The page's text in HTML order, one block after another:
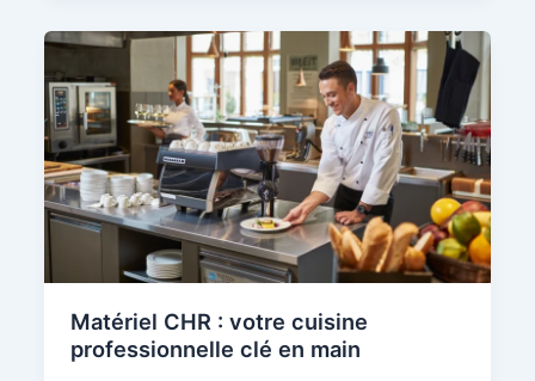
Matériel CHR : votre cuisine
professionnelle clé en main